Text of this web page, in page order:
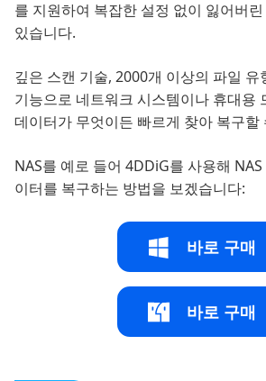
를 지원하여 복잡한 설정 없이 잃어버
있습니다.
깊은 스캔 기술, 2000개 이상의 파일 유
기능으로 네트워크 시스템이나 휴대용
데이터가 무엇이든 빠르게 찾아 복구할
NAS를 예로 들어 4DDiG를 사용해
이터를 복구하는 방법을 보겠습니다:
바로 구매
바로 구매